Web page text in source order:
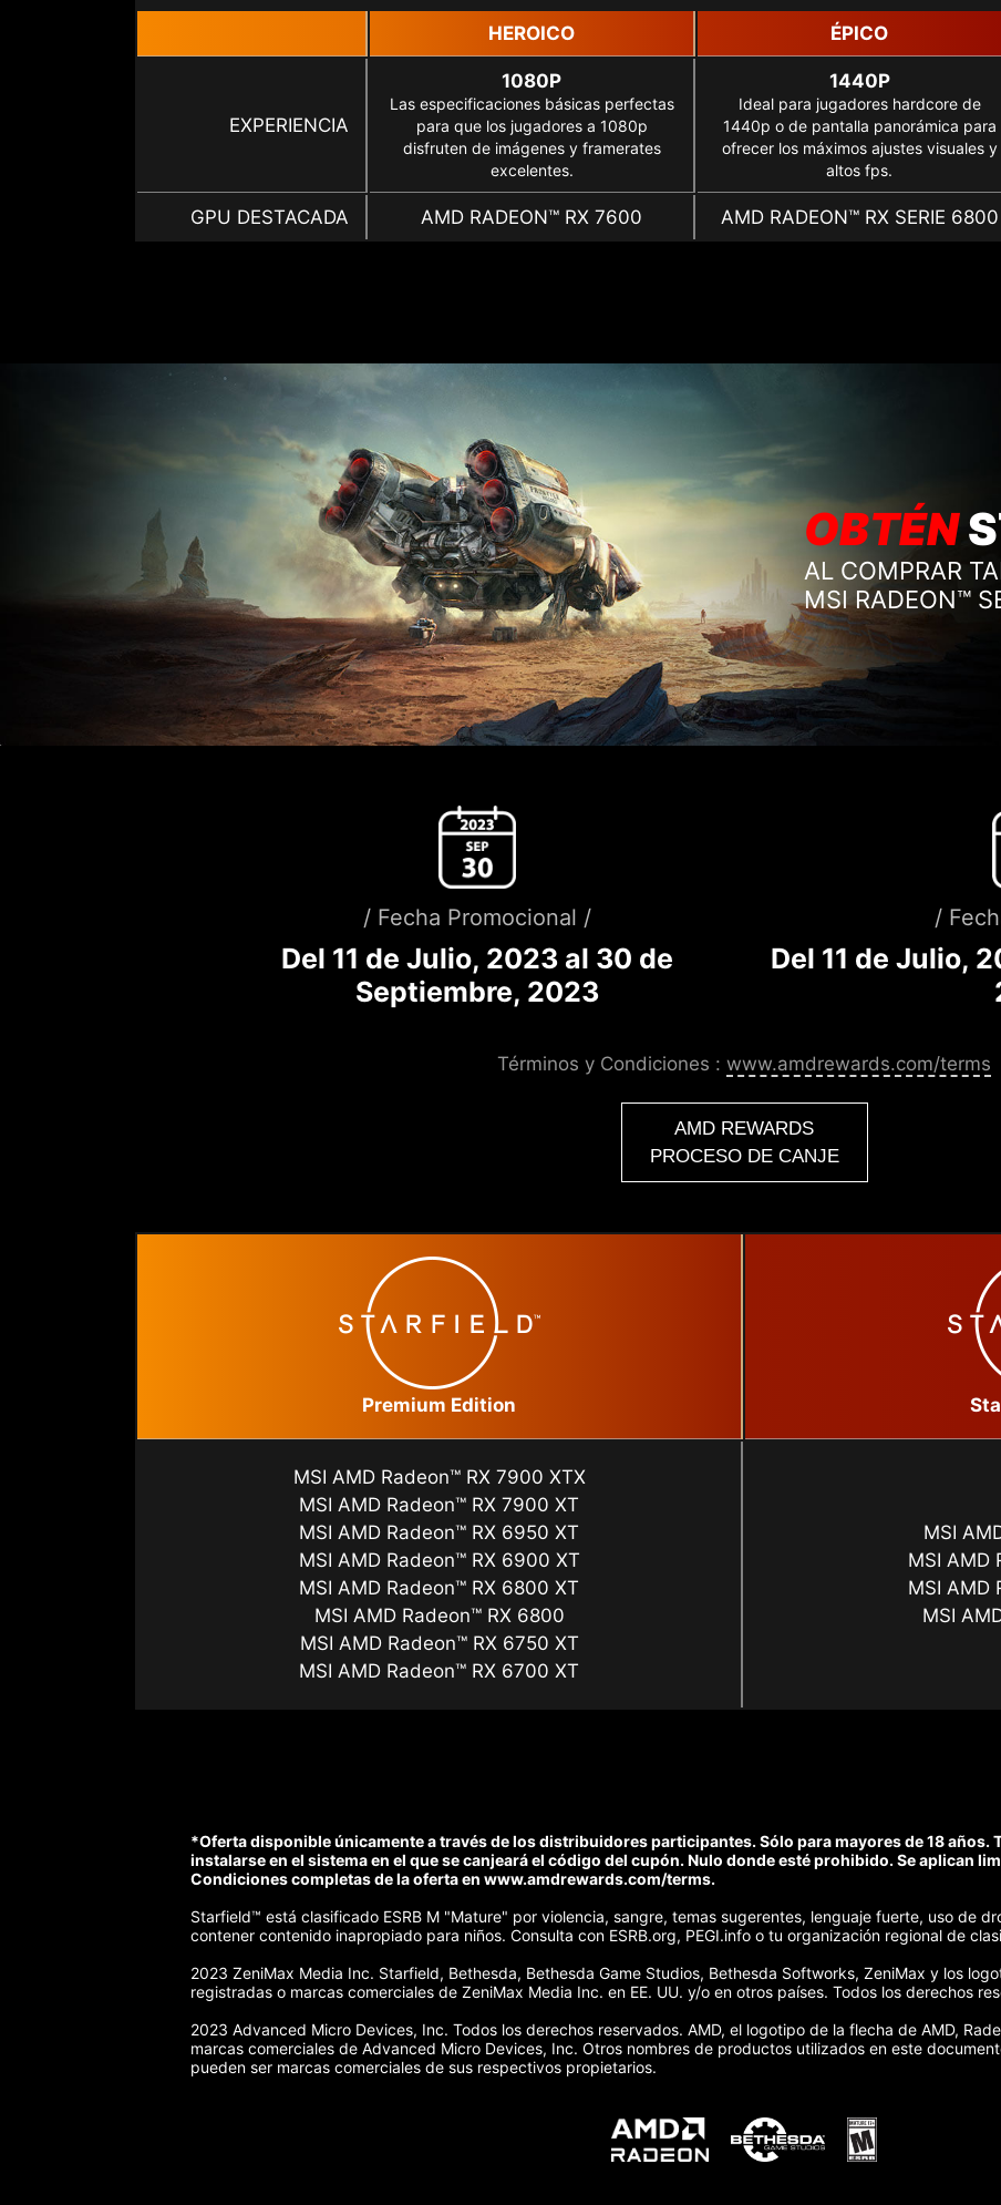
HEROICO ÉPICO
EXPERIENCIA
1080P
Las especificaciones básicas perfectas
para que los jugadores a 1080p
disfruten de imágenes y framerates
excelentes.
1440P
Ideal para jugadores hardcore de
1440p o de pantalla panorámica para
ofrecer los máximos ajustes visuales y
altos fps.
GPU DESTACADA AMD RADEON™ RX 7600 AMD RADEON™ RX SERIE 6800
OBTÉN
AL COMPRAR
MSI RADEON™
/ Fecha Promocional /
Del 11 de Julio, 2023 al 30 de
Septiembre, 2023
/
Del 11 de Julio,
Términos y Condiciones : www.amdrewards.com/terms
AMD REWARDS
PROCESO DE CANJE
Premium Edition
MSI AMD Radeon™ RX 7900 XTX
MSI AMD Radeon™ RX 7900 XT
MSI AMD Radeon™ RX 6950 XT
MSI AMD Radeon™ RX 6900 XT
MSI AMD Radeon™ RX 6800 XT
MSI AMD Radeon™ RX 6800
MSI AMD Radeon™ RX 6750 XT
MSI AMD Radeon™ RX 6700 XT
MSI
MSI AMD
MSI AMD
MSI
*Oferta disponible únicamente a través de los distribuidores participantes. Sólo para mayores de 18 años.
instalarse en el sistema en el que se canjeará el código del cupón. Nulo donde esté prohibido. Se aplican
Condiciones completas de la oferta en www.amdrewards.com/terms.
Starfield™ está clasificado ESRB M "Mature" por violencia, sangre, temas sugerentes, lenguaje fuerte, uso de
contener contenido inapropiado para niños. Consulta con ESRB.org, PEGI.info o tu organización regional de
2023 ZeniMax Media Inc. Starfield, Bethesda, Bethesda Game Studios, Bethesda Softworks, ZeniMax y los
registradas o marcas comerciales de ZeniMax Media Inc. en EE. UU. y/o en otros países. Todos los derechos
2023 Advanced Micro Devices, Inc. Todos los derechos reservados. AMD, el logotipo de la flecha de AMD,
marcas comerciales de Advanced Micro Devices, Inc. Otros nombres de productos utilizados en este
pueden ser marcas comerciales de sus respectivos propietarios.